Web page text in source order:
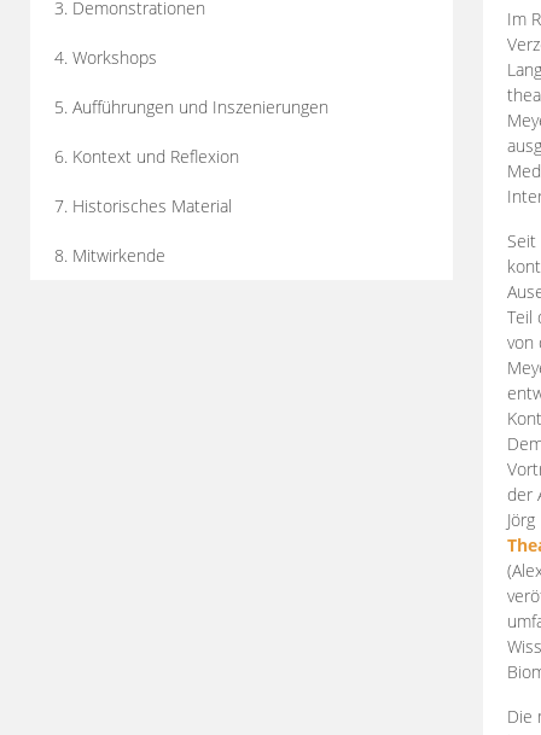
3. Demonstrationen
4. Workshops
5. Aufführungen und Inszenierungen
6. Kontext und Reflexion
7. Historisches Material
8. Mitwirkende
Im
Teil
von
der
Die